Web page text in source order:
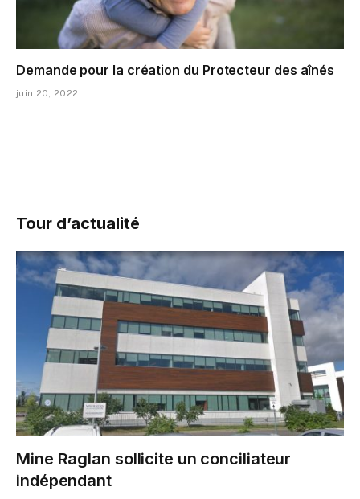
Demande pour la création du Protecteur des aînés
juin 20, 2022
Tour d’actualité
Mine Raglan sollicite un conciliateur
indépendant